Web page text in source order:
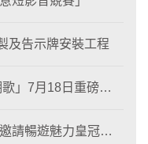
及告示牌安裝工程
」7月18日重磅登
請暢遊魅力皇冠海